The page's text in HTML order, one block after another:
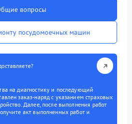
вопросы
посудомоечных машин
на диагностику и последующий
заказ-наряд с указанием страховых
Далее, после выполнения работ
акт выполненных работ и